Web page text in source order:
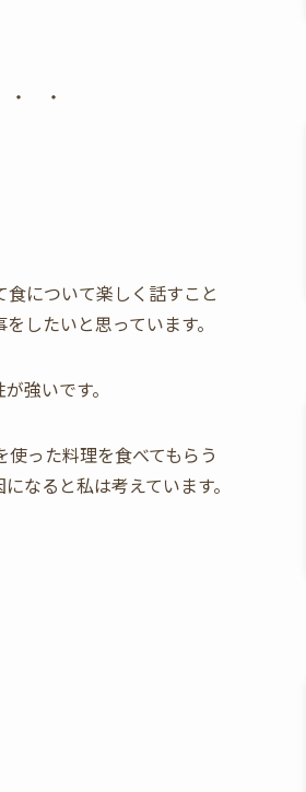
・
について楽しく話すこと
したいと思っています。
強いです。
った料理を食べてもらう
なると私は考えています。